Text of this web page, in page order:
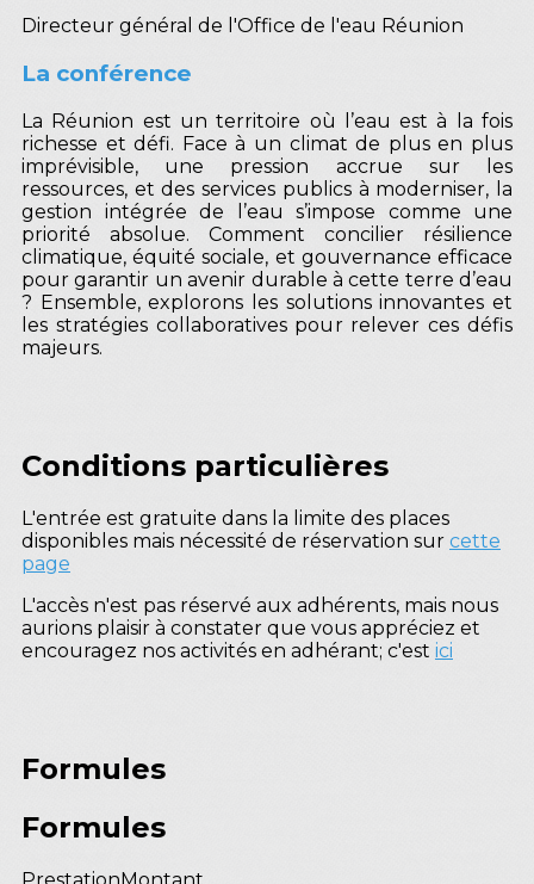
Directeur général de l'Office de l'eau Réunion
La conférence
La Réunion est un territoire où l’eau est à la fois
richesse et défi. Face à un climat de plus en plus
imprévisible, une pression accrue sur les
ressources, et des services publics à moderniser, la
gestion intégrée de l’eau s’impose comme une
priorité absolue. Comment concilier résilience
climatique, équité sociale, et gouvernance efficace
pour garantir un avenir durable à cette terre d’eau
? Ensemble, explorons les solutions innovantes et
les stratégies collaboratives pour relever ces défis
majeurs.
Conditions particulières
L'entrée est gratuite dans la limite des places
disponibles mais nécessité de réservation sur cette
page
L'accès n'est pas réservé aux adhérents, mais nous
aurions plaisir à constater que vous appréciez et
encouragez nos activités en adhérant; c'est ici
Formules
Formules
PrestationMontant